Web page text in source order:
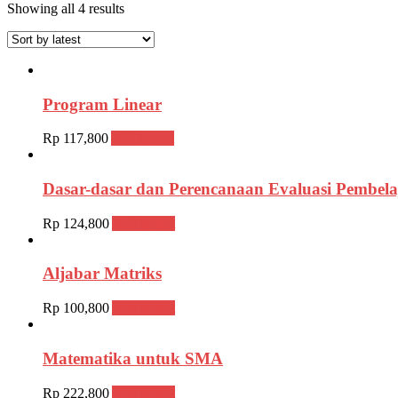
Showing all 4 results
Program Linear
Rp 117,800
Dasar-dasar dan Perencanaan Evaluasi
Rp 124,800
Aljabar Matriks
Rp 100,800
Matematika untuk SMA
Rp 222,800